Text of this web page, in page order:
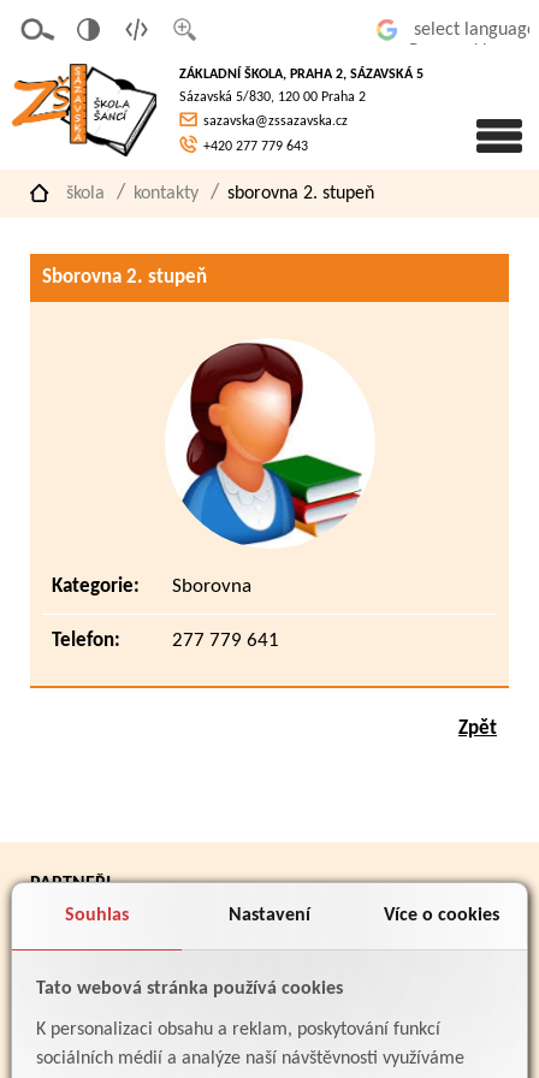
Souhlas Nastavení Více o cookies
Tato webová stránka používá cookies
K personalizaci obsahu a reklam, poskytování funkcí
sociálních médií a analýze naší návštěvnosti využíváme
písmo
á
verze
pro
slaboz
raké
ZÁKLADNÍ ŠKOLA, PRAHA 2, SÁZAVSKÁ 5
Sázavská 5/830, 120 00 Praha 2
sazavska@zssazavska.cz
+420 277 779 643
škola kontakty sborovna 2. stupeň
Sborovna 2. stupeň
Kategorie: Sborovna
Telefon: 277 779 641
Zpět
PARTNEŘI